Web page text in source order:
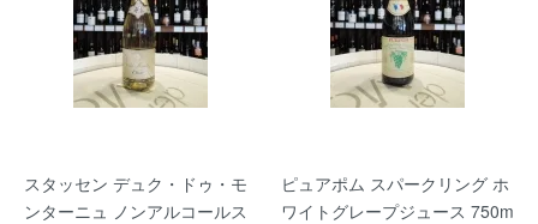
スタッセン デュク・ドゥ・モ
ンターニュ ノンアルコールス
ピュアポム スパークリング ホ
ワイトグレープジュース 750m